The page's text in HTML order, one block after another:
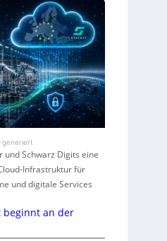
generiert
und Schwarz Digits eine
Infrastruktur für
und digitale Services
beginnt an der